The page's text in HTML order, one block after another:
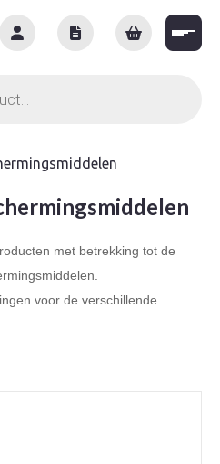
met betrekking tot de
voor de verschillende